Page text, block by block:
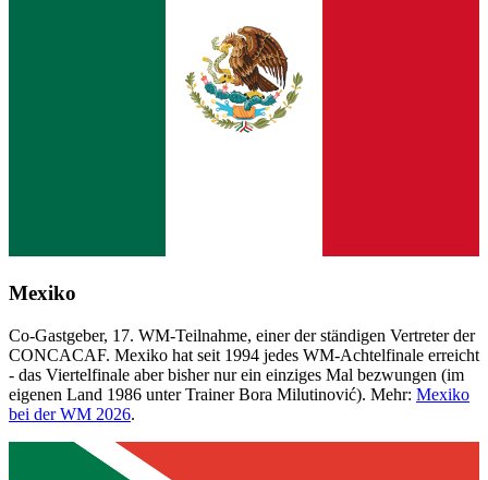
Mexiko
Co-Gastgeber, 17. WM-Teilnahme, einer der ständigen Vertreter der
CONCACAF. Mexiko hat seit 1994 jedes WM-Achtelfinale erreicht
- das Viertelfinale aber bisher nur ein einziges Mal bezwungen (im
eigenen Land 1986 unter Trainer Bora Milutinović). Mehr: Mexiko
bei der WM 2026.